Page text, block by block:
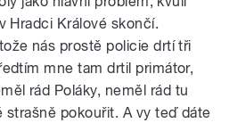
Hradci Králové skončí.
nás prostě policie drtí tři
mne tam drtil primátor,
rád Poláky, neměl rád tu
strašně pokouřit. A vy teď dáte